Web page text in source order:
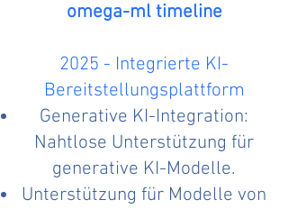
omega-ml timeline
2025 - Integrierte KI-
Bereitstellungsplattform
Generative KI-Integration:
Nahtlose Unterstützung für
generative KI-Modelle.
Unterstützung für Modelle von